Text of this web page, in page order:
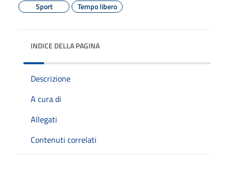
Sport
Tempo libero
INDICE DELLA PAGINA
Descrizione
A cura di
Allegati
Contenuti correlati